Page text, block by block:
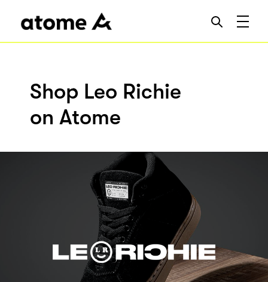
Shop Leo Richie
on Atome